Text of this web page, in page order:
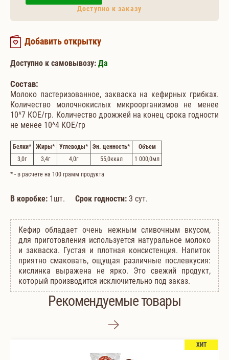
Доступно к заказу
Добавить открытку
Доступно к самовывозу: Да
Состав:
Молоко пастеризованное, закваска на кефирных грибках.
Количество молочнокислых микроорганизмов не менее
10^7 КОЕ/гр. Количество дрожжей на конец срока годности
не менее 10^4 КОЕ/гр
Белки* Жиры* Углеводы* Эн. ценность*
Объем
3,0г 3,4г 4,0г 55,0ккал 1 000,0мл
*- в расчете на 100 грамм продукта
В коробке: 1шт. Срок годности: 3 сут.
Кефир обладает очень нежным сливочным вкусом,
для приготовления используется натуральное молоко
и закваска. Густая и плотная консистенция. Напиток
приятно смаковать, ощущая различные послевкусия:
кислинка выражена не ярко. Это свежий продукт,
который производится исключительно под заказ.
Рекомендуемые товары
ХИТ